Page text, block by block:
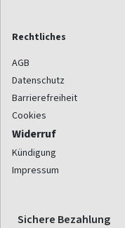
Rechtliches
AGB
Datenschutz
Barrierefreiheit
Cookies
Widerruf
Kündigung
Impressum
Sichere Bezahlung